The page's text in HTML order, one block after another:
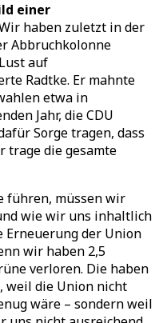
einer
haben zuletzt in der
Abbruchkolonne
auf
Radtke. Er mahnte
etwa in
Jahr, die CDU
Sorge tragen, dass
trage die gesamte
führen, müssen wir
wie wir uns inhaltlich
Erneuerung der Union
wir haben 2,5
verloren. Die haben
weil die Union nicht
wäre – sondern weil